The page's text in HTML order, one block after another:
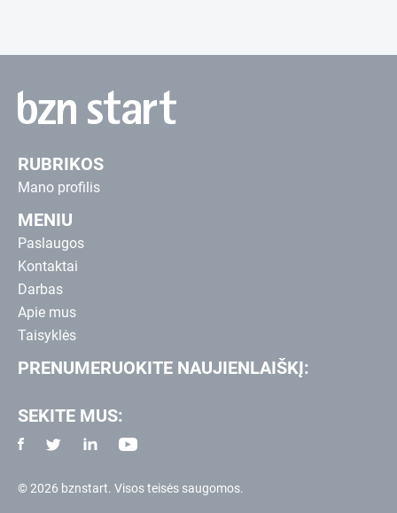
RUBRIKOS
Mano profilis
MENIU
Paslaugos
Kontaktai
Darbas
Apie mus
Taisyklės
PRENUMERUOKITE NAUJIENLAIŠKĮ:
SEKITE MUS:
© 2026 bznstart. Visos teisės saugomos.